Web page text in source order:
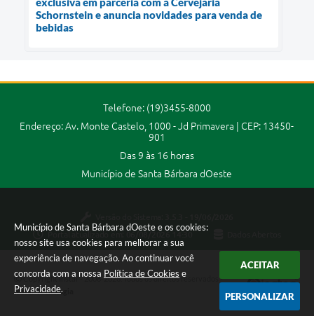
Município de Santa Bárbara dOeste e os cookies:
nosso site usa cookies para melhorar a sua
experiência de navegação. Ao continuar você
concorda com a nossa Política de Cookies e
Privacidade.
ACEITAR
PERSONALIZAR
Schornstein e anuncia novidades para venda de
bebidas
Telefone: (19)3455-8000
Endereço: Av. Monte Castelo, 1000 - Jd Primavera | CEP: 13450-
901
Das 9 às 16 horas
Município de Santa Bárbara dOeste
Copyright Instar - 2006-2026. Todos os direitos reservados -
Instar Tecnologia